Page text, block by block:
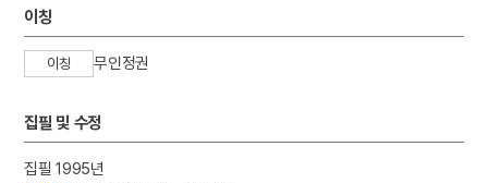
2 박물관
3 본관
5 황산벌전투
6
이칭
이칭 무인정권
집필 및 수정
집필 1995년